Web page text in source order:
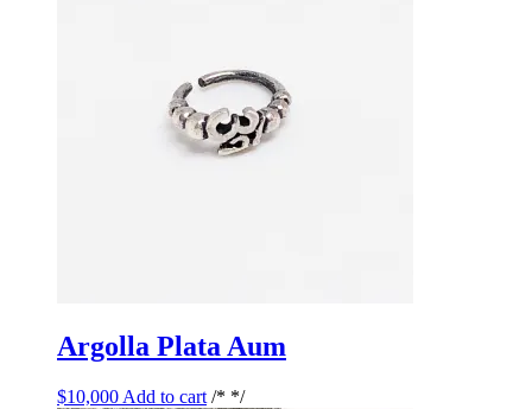
Argolla Plata Aum
$10,000 Add to cart /* */